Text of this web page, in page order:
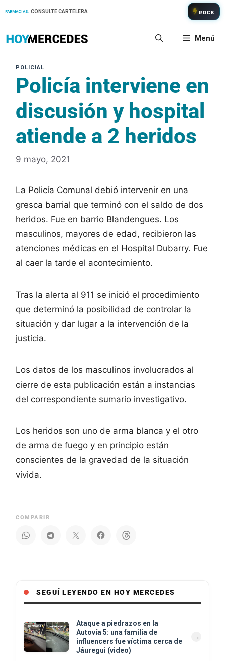
FARMACIAS: CONSULTE CARTELERA ROCK
Menú
Policía interviene en
discusión y hospital
atiende a 2 heridos
9 mayo, 2021
La Policía Comunal debió intervenir en una
gresca barrial que terminó con el saldo de dos
heridos. Fue en barrio Blandengues. Los
masculinos, mayores de edad, recibieron las
atenciones médicas en el Hospital Dubarry. Fue
al caer la tarde el acontecimiento.
Tras la alerta al 911 se inició el procedimiento
que determinó la posibilidad de controlar la
situación y dar lugar a la intervención de la
justicia.
Los datos de los masculinos involucrados al
cierre de esta publicación están a instancias
del correspondiente sumario investigativo.
Los heridos son uno de arma blanca y el otro
de arma de fuego y en principio están
conscientes de la gravedad de la situación
vivida.
COMPARIR
SEGUÍ LEYENDO EN HOY MERCEDES
Ataque a piedrazos en la
Autovía 5: una familia de
influencers fue víctima cerca de
Jáuregui (video)